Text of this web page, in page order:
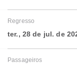
Regresso
ter., 28 de jul. de
Passageiros